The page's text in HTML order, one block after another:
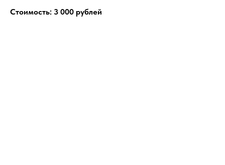
Стоимость: 3 000 рублей